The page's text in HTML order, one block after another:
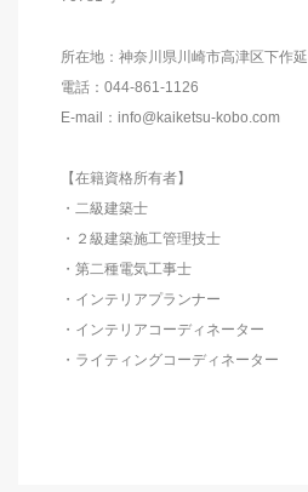
所在地：神奈川県川崎市高津区下作
電話：044-861-1126
E-mail：info@kaiketsu-kobo.com
【在籍資格所有者】
・二級建築士
・２級建築施工管理技士
・第二種電気工事士
・インテリアプランナー
・インテリアコーディネーター
・ライティングコーディネーター